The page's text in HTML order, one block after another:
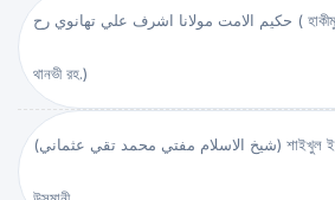
حكيم الامت مولانا اشرف علي تهانوي رح ( হাকীমুল উম্মত মাওলানা আশরাফ আলী
থানভী রহ.)
(شيخ الاسلام مفتي محمد تقي عثماني) শাইখুল ইসলাম মুফতী মুহাম্মদ তাকী